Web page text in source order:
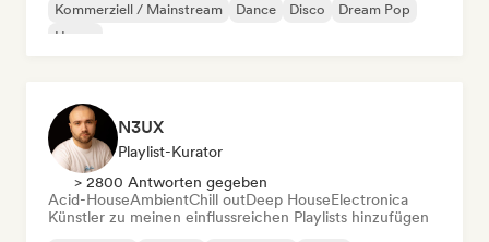
Kommerziell / Mainstream
Dance Disco
Dream Pop
House
N3UX
Playlist-Kurator
> 2800 Antworten gegeben
Acid-HouseAmbientChill outDeep HouseElectronica
Künstler zu meinen einflussreichen Playlists hinzufügen